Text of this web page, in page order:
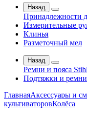
Назад
Принадлежности
Измерительные
Клинья
Разметочный мел
Назад
Ремни и пояса
Подтяжки и ремни
ГлавнаяАксессуары и
культиваторовКолёса